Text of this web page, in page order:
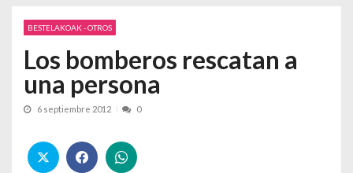
BESTELAKOAK - OTROS
Los bomberos rescatan a
una persona
6 septiembre 2012 0